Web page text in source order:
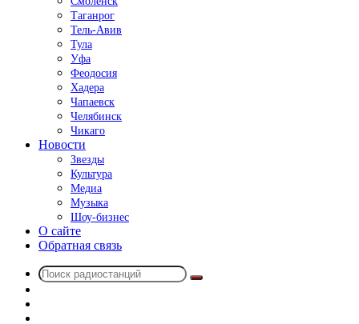
Таганрог
Тель-Авив
Тула
Уфа
Феодосия
Хадера
Чапаевск
Челябинск
Чикаго
Новости
Звезды
Культура
Медиа
Музыка
Шоу-бизнес
О сайте
Обратная связь
Поиск